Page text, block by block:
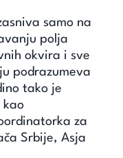
samo na
polja
okvira i sve
podrazumeva
tako je
kao
za
Srbije, Asja